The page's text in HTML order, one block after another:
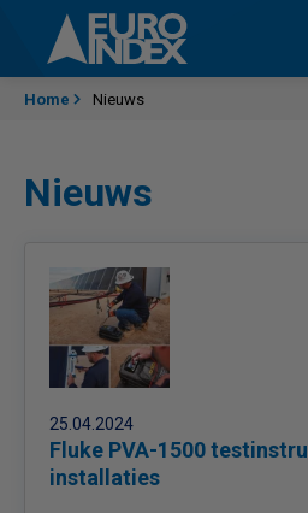
Skip to content
Home Nieuws
Nieuws
25.04.2024
Fluke PVA-1500
installaties